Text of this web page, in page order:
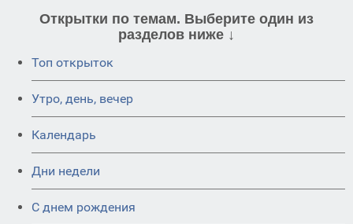
Открытки по темам. Выберите один из
разделов ниже ↓
Топ открыток
Утро, день, вечер
Календарь
Дни недели
C днем рождения